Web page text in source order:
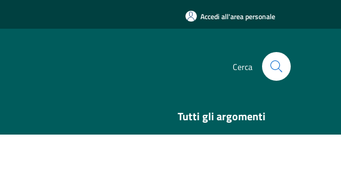
Accedi all'area personale
Cerca
Tutti gli argomenti